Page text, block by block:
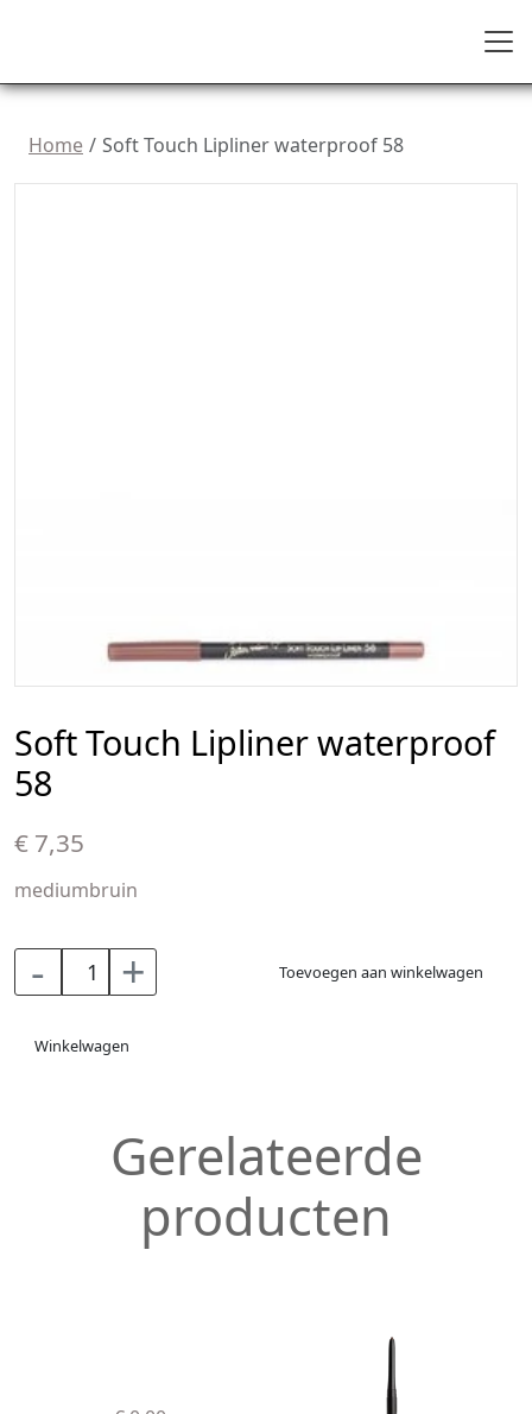
Home Soft Touch Lipliner waterproof 58
Soft Touch Lipliner waterproof
58
€ 7,35
mediumbruin
- + Toevoegen aan winkelwagen
Winkelwagen
Gerelateerde
producten